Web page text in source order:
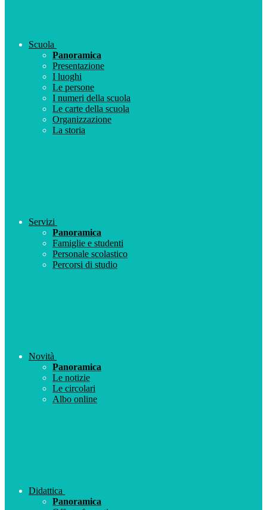
Scuola
Panoramica
Presentazione
I luoghi
Le persone
I numeri della scuola
Le carte della scuola
Organizzazione
La storia
Servizi
Panoramica
Famiglie e studenti
Personale scolastico
Percorsi di studio
Novità
Panoramica
Le notizie
Le circolari
Albo online
Didattica
Panoramica